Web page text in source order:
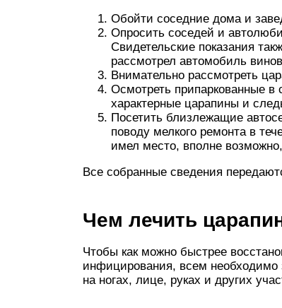
Обойти соседние дома и
Опросить соседей и
Свидетельские показания
рассмотрел автомобиль
Внимательно рассмотреть
Осмотреть припаркованные
характерные царапины и
Посетить близлежащие
поводу мелкого ремонта в
имел место, вполне
Все собранные сведения
Чем лечить
Чтобы как можно быстрее
инфицирования, всем необходимо
на ногах, лице, руках и других